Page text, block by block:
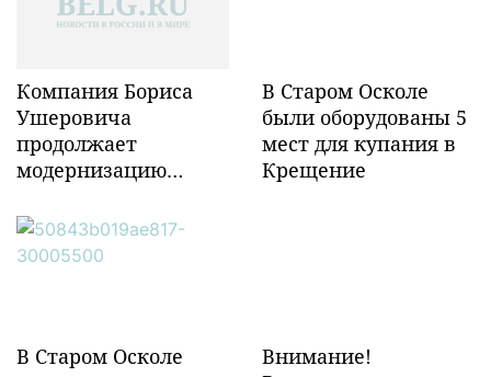
Компания Бориса
Ушеровича
продолжает
модернизацию
инфраструктуры в
Забайкалье
В Старом Осколе
были оборудованы 5
мест для купания в
Крещение
В Старом Осколе
Внимание!